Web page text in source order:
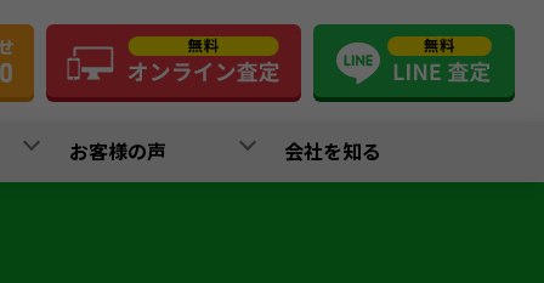
お客様の声 会社を知る